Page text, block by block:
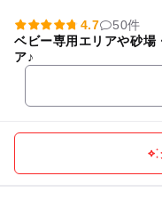
4.7
50件
ベビー専用エリアや砂場
ア♪